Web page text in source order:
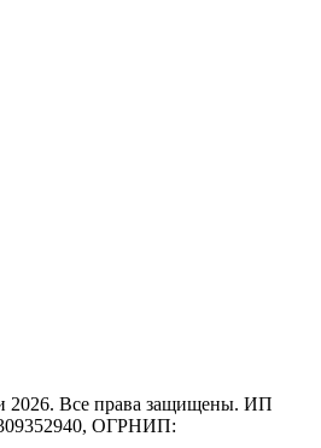
2026. Все права защищены. ИП
ОГРНИП: